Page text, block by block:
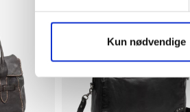
Kun nødvendige